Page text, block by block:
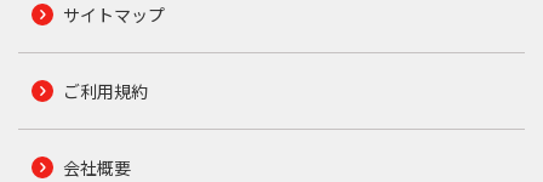
サイトマップ
ご利用規約
会社概要